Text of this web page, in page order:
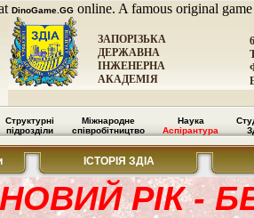
DinoGame.GG online. A famous original
ЗАПОРІЗЬКА
ДЕРЖАВНА
ІНЖЕНЕРНА
АКАДЕМІЯ
Структурні
підрозділи
Міжнародне
співробітництво
Наука
Аспірантура
ІСТОРІЯ ЗДІА
РІК -